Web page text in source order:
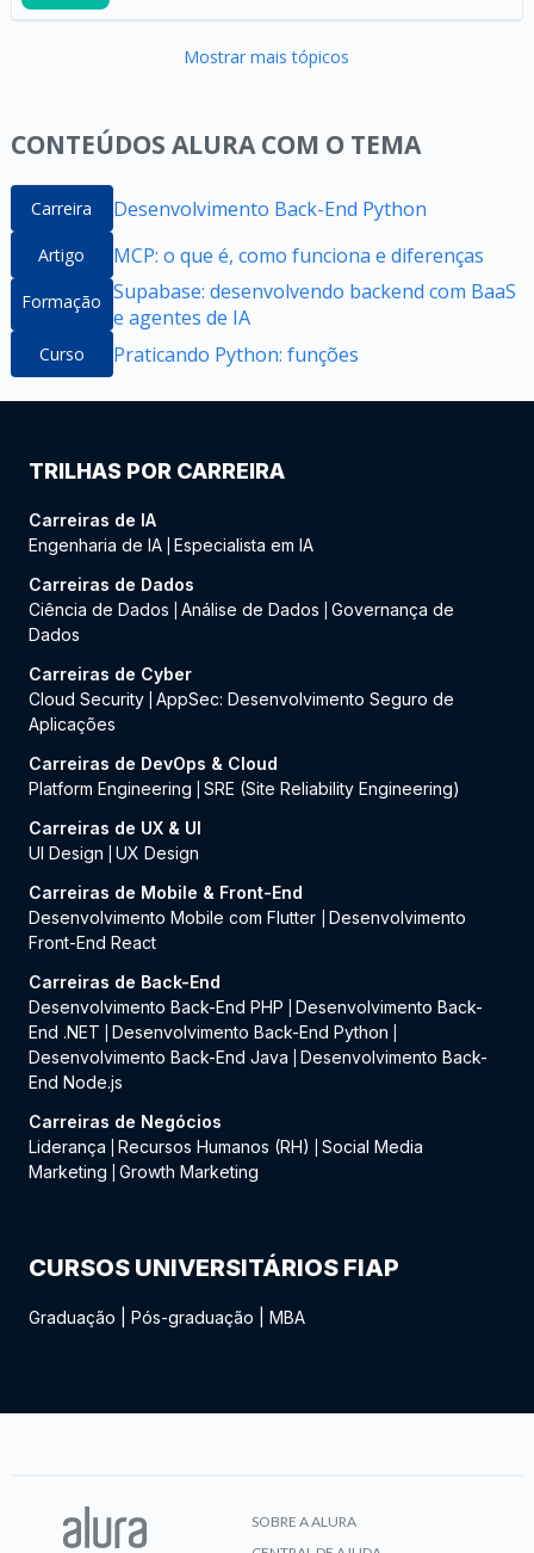
Mostrar mais tópicos
CONTEÚDOS ALURA COM O TEMA
Carreira Desenvolvimento Back-End Python
Artigo MCP: o que é, como funciona e diferenças
Formação Supabase: desenvolvendo backend com BaaS
e agentes de IA
Curso Praticando Python: funções
TRILHAS POR CARREIRA
Carreiras de IA
Engenharia de IA Especialista em IA
Carreiras de Dados
Ciência de Dados
Análise de Dados
Governança de
Dados
Carreiras de Cyber
Cloud Security AppSec: Desenvolvimento Seguro de
Aplicações
Carreiras de DevOps & Cloud
Platform Engineering
SRE (Site Reliability Engineering)
Carreiras de UX & UI
UI Design
UX Design
Carreiras de Mobile & Front-End
Desenvolvimento Mobile com Flutter
Desenvolvimento
Front-End React
Carreiras de Back-End
Desenvolvimento Back-End PHP
Desenvolvimento Back-
End .NET
Desenvolvimento Back-End Python
Desenvolvimento Back-End Java
Desenvolvimento Back-
End Node.js
Carreiras de Negócios
Liderança
Recursos Humanos (RH)
Social Media
Marketing
Growth Marketing
CURSOS UNIVERSITÁRIOS FIAP
Graduação Pós-graduação MBA
SOBRE A ALURA